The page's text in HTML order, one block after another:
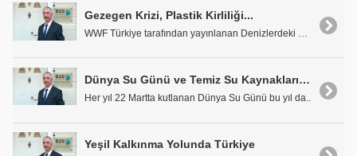
Gezegen Krizi, Plastik Kirliliği...
Dünya Su Günü ve Temiz Su Kaynaklarımızın Korunması
Her yıl 22 Martta kutlanan Dünya Su Günü bu yıl da..
Yeşil Kalkınma Yolunda Türkiye